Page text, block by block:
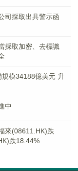
司採取出具警示函
採取加密、去標識
模34188億美元 升
中
來(08611.HK)跌
跌18.44%